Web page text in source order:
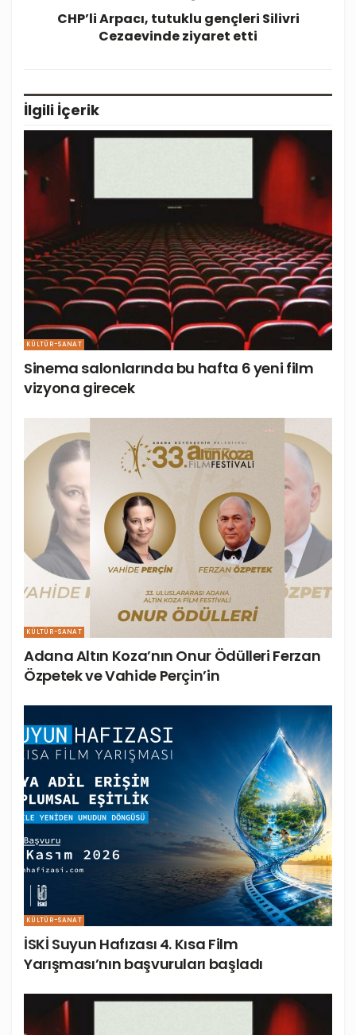
CHP’li Arpacı, tutuklu gençleri Silivri
Cezaevinde ziyaret etti
İlgili İçerik
KÜLTÜR-SANAT
Sinema salonlarında bu hafta 6 yeni film
vizyona girecek
KÜLTÜR-SANAT
Adana Altın Koza’nın Onur Ödülleri Ferzan
Özpetek ve Vahide Perçin’in
KÜLTÜR-SANAT
İSKİ Suyun Hafızası 4. Kısa Film
Yarışması’nın başvuruları başladı